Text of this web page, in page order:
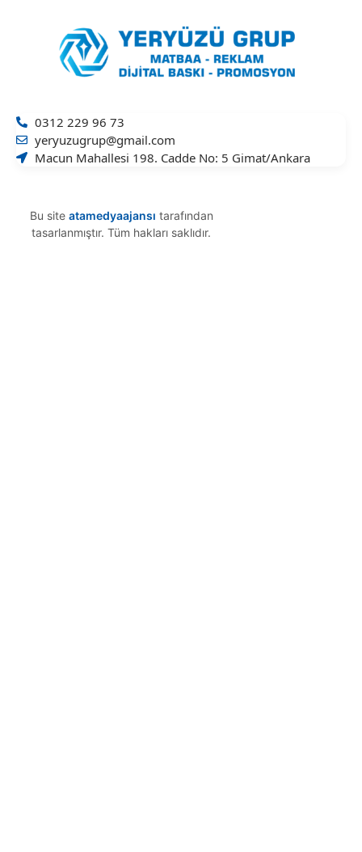
0312 229 96 73
yeryuzugrup@gmail.com
Macun Mahallesi 198. Cadde No: 5 Gimat/Ankara
Bu site atamedyaajansı tarafından
tasarlanmıştır. Tüm hakları saklıdır.